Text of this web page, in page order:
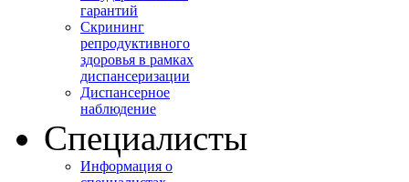
гарантий
Скрининг
репродуктивного
здоровья в рамках
диспансеризации
Диспансерное
наблюдение
Специалисты
Информация о